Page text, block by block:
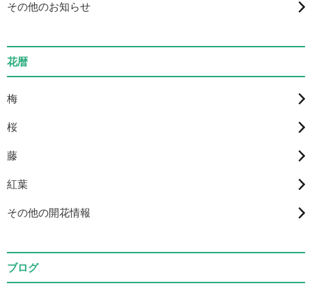
その他のお知らせ
花暦
梅
桜
藤
紅葉
その他の開花情報
ブログ